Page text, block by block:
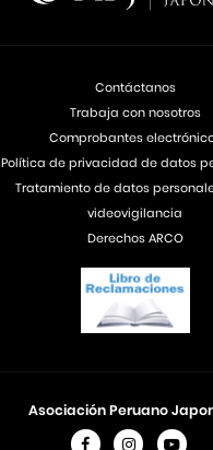
Asociación Peruano
Contáctanos
Trabaja con nosotros
Comprobantes
Política de privacidad de datos
Tratamiento de datos
videovigilancia
Derechos ARCO